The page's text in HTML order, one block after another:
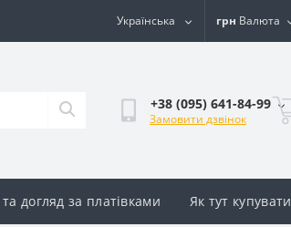
Українська грн Валюта
+38 (095) 641-84-99
Замовити дзвінок
догляд за платівками Як тут купувати